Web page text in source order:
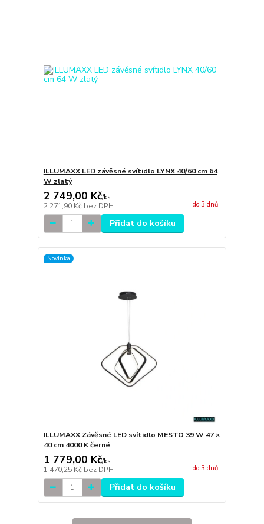
ILLUMAXX LED závěsné svítidlo LYNX 40/60 cm 64
W zlatý
2 749,00 Kč/ks
2 271,90 Kč bez DPH do 3 dnů
Přidat do košíku
Novinka
ILLUMAXX Závěsné LED svítidlo MESTO 39 W 47 ×
40 cm 4000 K černé
1 779,00 Kč/ks
1 470,25 Kč bez DPH do 3 dnů
Přidat do košíku